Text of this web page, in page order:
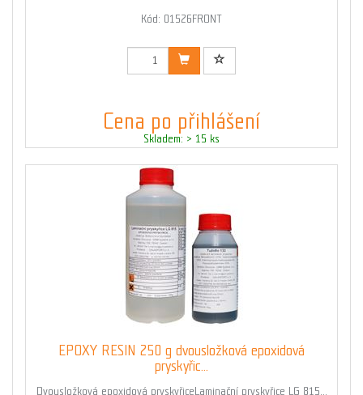
Kód: 01526FRONT
Cena po přihlášení
Skladem: > 15 ks
EPOXY RESIN 250 g dvousložková epoxidová
pryskyřic...
Dvousložková epoxidová pryskyřiceLaminační pryskyřice LG 815...